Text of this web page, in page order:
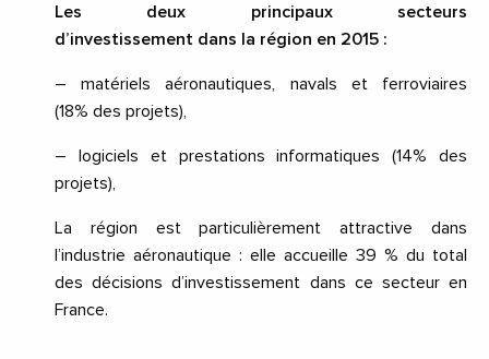
Les deux principaux secteurs
d’investissement dans la région en 2015 :
– matériels aéronautiques, navals et ferroviaires
(18% des projets),
– logiciels et prestations informatiques (14% des
projets),
La région est particulièrement attractive dans
l’industrie aéronautique : elle accueille 39 % du total
des décisions d’investissement dans ce secteur en
France.